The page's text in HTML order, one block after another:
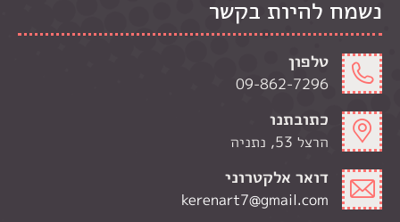
נשמח להיות בקשר
טלפון
09-862-7296
כתובתנו
הרצל 53, נתניה
דואר אלקטרוני
kerenart7@gmail.com